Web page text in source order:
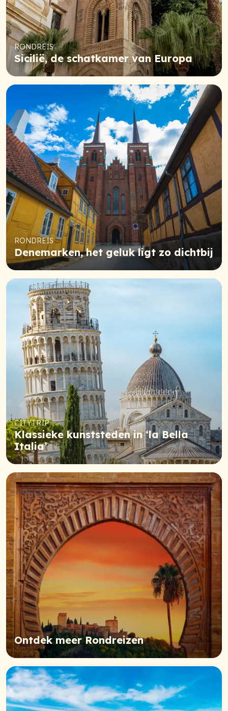
RONDREIS
Sicilië, de schatkamer van Europa
RONDREIS
Denemarken, het geluk ligt zo dichtbij
CITYTRIP
Klassieke kunststeden in ‘la Bella
Italia’
Ontdek meer Rondreizen